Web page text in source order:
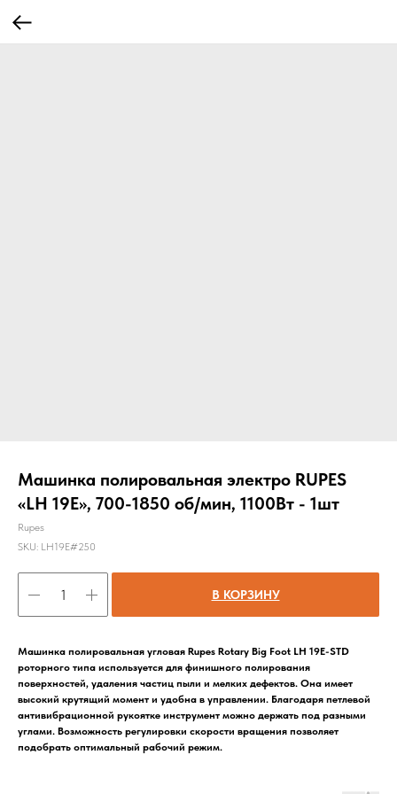
Машинка полировальная электро RUPES
«LH 19E», 700-1850 об/мин, 1100Вт - 1шт
Rupes
SKU: LH19E#250
В КОРЗИНУ
Машинка полировальная угловая Rupes Rotary Big Foot LH 19E-STD
роторного типа используется для финишного полирования
поверхностей, удаления частиц пыли и мелких дефектов. Она имеет
высокий крутящий момент и удобна в управлении. Благодаря петлевой
антивибрационной рукоятке инструмент можно держать под разными
углами. Возможность регулировки скорости вращения позволяет
подобрать оптимальный рабочий режим.